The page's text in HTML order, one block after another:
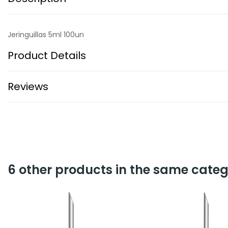
Jeringuillas 5ml 100un
Product Details
Reviews
6 other products in the same